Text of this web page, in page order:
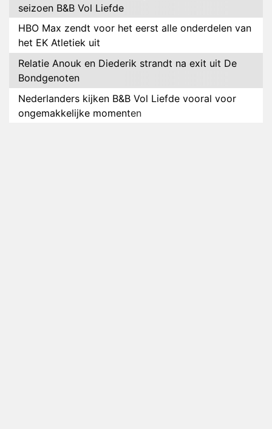
seizoen B&B Vol Liefde
HBO Max zendt voor het eerst alle onderdelen van
het EK Atletiek uit
Relatie Anouk en Diederik strandt na exit uit De
Bondgenoten
Nederlanders kijken B&B Vol Liefde vooral voor
ongemakkelijke momenten